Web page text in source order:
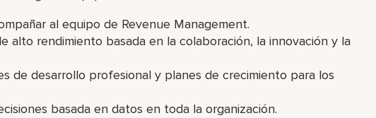
al equipo de Revenue Management.
alto rendimiento basada en la colaboración, la innovación y la
de desarrollo profesional y planes de crecimiento para los
basada en datos en toda la organización.